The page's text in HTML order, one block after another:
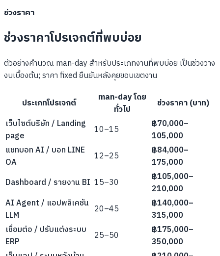
ช่วงราคา
ช่วงราคาโปรเจกต์ที่พบบ่อย
ตัวอย่างคำนวณ man-day สำหรับประเภทงานที่พบบ่อย เป็นช่วงวาง
งบเบื้องต้น; ราคา fixed ยืนยันหลังคุยขอบเขตงาน
ประเภทโปรเจกต์
man-day โดย
ทั่วไป
ช่วงราคา (บาท)
เว็บไซต์บริษัท / Landing
page
10–15
฿70,000–
105,000
แชทบอท AI / บอท LINE
OA
12–25
฿84,000–
175,000
Dashboard / รายงาน BI 15–30
฿105,000–
210,000
AI Agent / แอปพลิเคชัน
LLM
20–45
฿140,000–
315,000
เชื่อมต่อ / ปรับแต่งระบบ
ERP
25–50
฿175,000–
350,000